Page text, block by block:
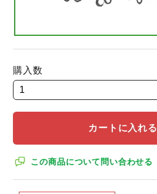
購入数
カートに入れる
この商品について問い合わせる